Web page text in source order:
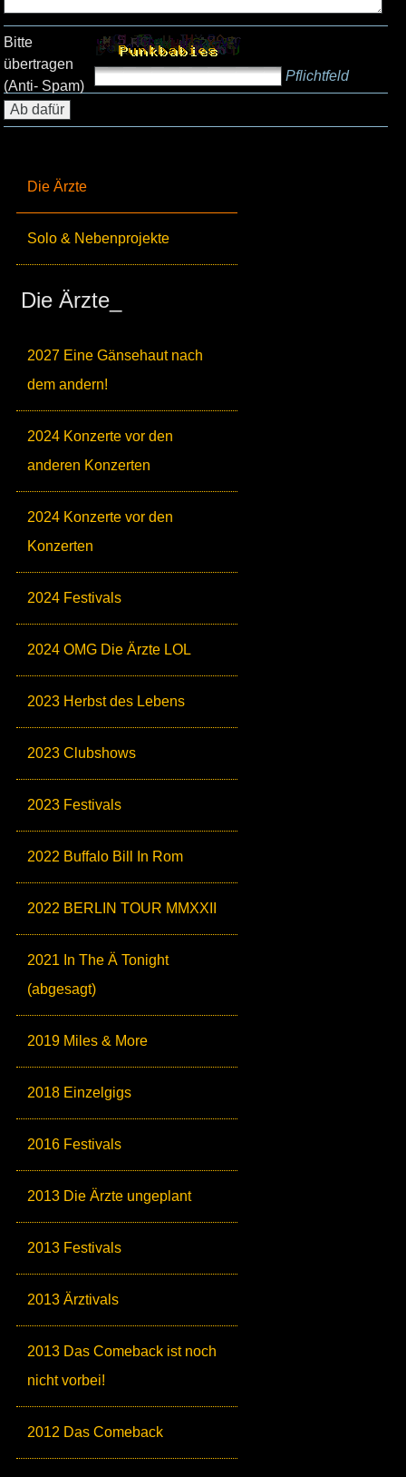
Die Ärzte
Solo & Nebenprojekte
Die Ärzte_
2027 Eine Gänsehaut nach
dem andern!
2024 Konzerte vor den
anderen Konzerten
2024 Konzerte vor den
Konzerten
2024 Festivals
2024 OMG Die Ärzte LOL
2023 Herbst des Lebens
2023 Clubshows
2023 Festivals
2022 Buffalo Bill In Rom
2022 BERLIN TOUR MMXXII
2021 In The Ä Tonight
(abgesagt)
2019 Miles & More
2018 Einzelgigs
2016 Festivals
2013 Die Ärzte ungeplant
2013 Festivals
2013 Ärztivals
2013 Das Comeback ist noch
nicht vorbei!
2012 Das Comeback
Bitte
übertragen
(Anti- Spam)
Pflichtfeld